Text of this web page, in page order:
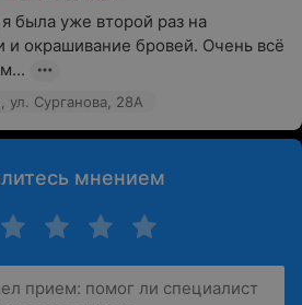
была уже второй раз на
и окрашивание бровей. Очень всё
ул. Сурганова, 28А
мнением